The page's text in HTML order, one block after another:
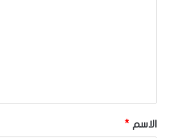
ق
*الاسم *